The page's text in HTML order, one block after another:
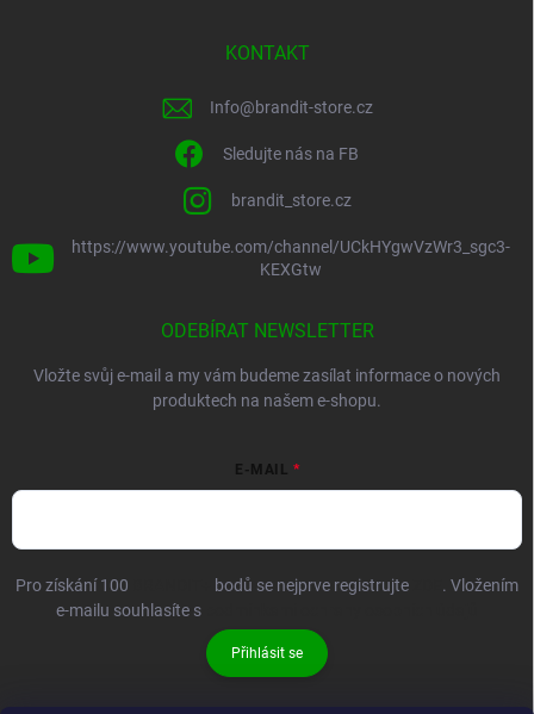
KONTAKT
Info@brandit-store.cz
Sledujte nás na FB
brandit_store.cz
https://www.youtube.com/channel/UCkHYgwVzWr3_sgc3-
KEXGtw
ODEBÍRAT NEWSLETTER
Vložte svůj e-mail a my vám budeme zasílat informace o nových
produktech na našem e-shopu.
E-MAIL
Pro získání 100 bodů se nejprve registrujte
. Vložením
e-mailu souhlasíte s
Přihlásit se